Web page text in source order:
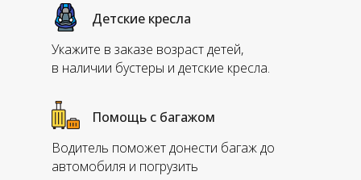
Укажите в заказе возраст детей,
в наличии бустеры и детские кресла.
Водитель поможет донести багаж до
автомобиля и погрузить
Детские кресла
Помощь с багажом